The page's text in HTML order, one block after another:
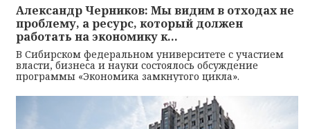
Александр Черников: Мы видим в отходах не
проблему, а ресурс, который должен
работать на экономику к...
В Сибирском федеральном университете с участием
власти, бизнеса и науки состоялось обсуждение
программы «Экономика замкнутого цикла».